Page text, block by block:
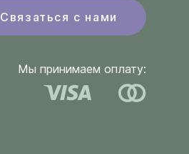
Связаться с нами
Мы принимаем оплату: